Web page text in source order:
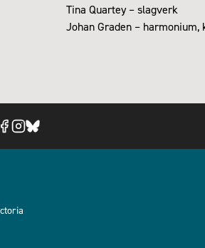
Tina Quartey – slagverk
Johan Graden – harmonium,